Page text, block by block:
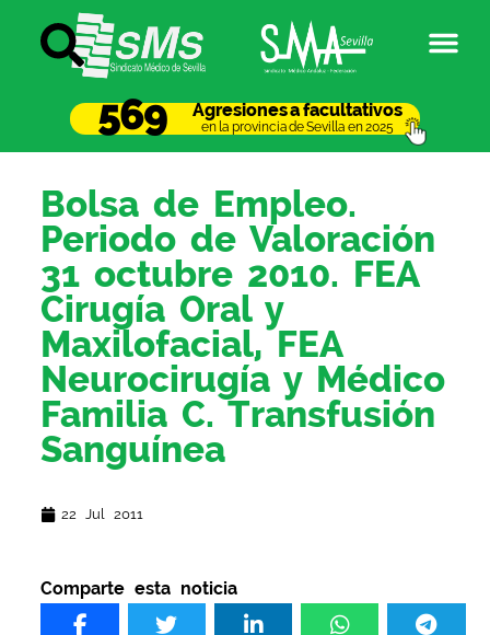
Agresiones a facultativos
en la provincia de Sevilla en 2025
569
Bolsa de Empleo.
Periodo de Valoración
31 octubre 2010. FEA
Cirugía Oral y
Maxilofacial, FEA
Neurocirugía y Médico
Familia C. Transfusión
Sanguínea
22 Jul 2011
Comparte esta noticia